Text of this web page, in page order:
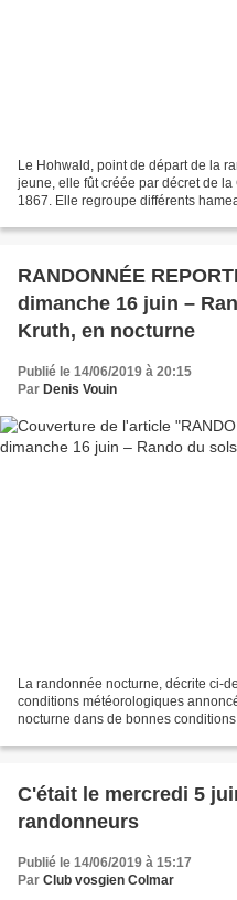
Le Hohwald, point de départ de la
jeune, elle fût créée par décret de
1867. Elle regroupe différents
RANDONNÉE
dimanche 16 juin –
Kruth, en nocturne
Publié le 14/06/2019 à 20:15
Par Denis Vouin
La randonnée nocturne, décrite ci-
conditions météorologiques
nocturne dans de bonnes
C'était le mercredi 5
randonneurs
Publié le 14/06/2019 à 15:17
Par Club vosgien Colmar